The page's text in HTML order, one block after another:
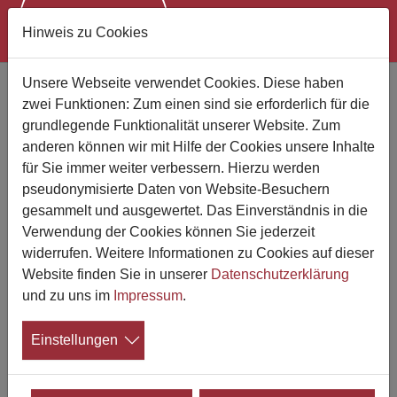
Bestattungsunternehmen finden
Suchen Sie jemand bestimmten?
Wo suchen Sie?
Suchen
Hinweis zu Cookies
Unsere Webseite verwendet Cookies. Diese haben
zwei Funktionen: Zum einen sind sie erforderlich für die
grundlegende Funktionalität unserer Website. Zum
anderen können wir mit Hilfe der Cookies unsere Inhalte
für Sie immer weiter verbessern. Hierzu werden
pseudonymisierte Daten von Website-Besuchern
gesammelt und ausgewertet. Das Einverständnis in die
Verwendung der Cookies können Sie jederzeit
widerrufen. Weitere Informationen zu Cookies auf dieser
Website finden Sie in unserer Datenschutzerklärung
und zu uns im Impressum.
Einstellungen